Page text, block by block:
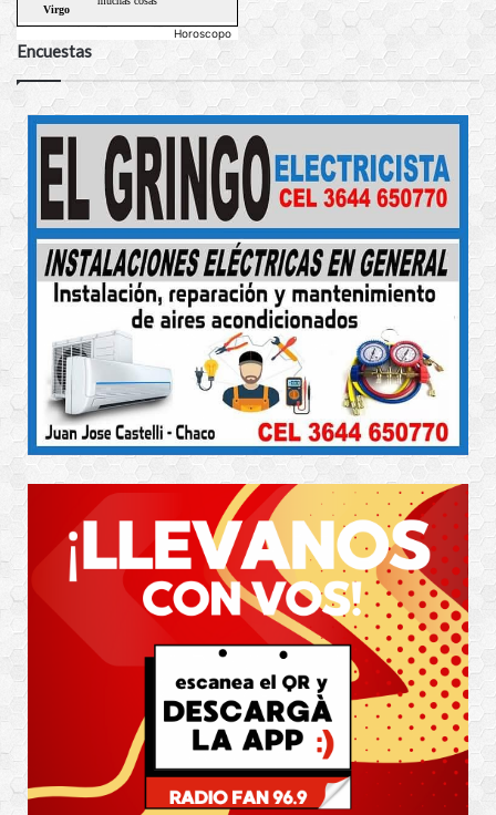
Horoscopo
Encuestas